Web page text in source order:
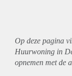
Op deze pagina
Huurwoning in
opnemen met de